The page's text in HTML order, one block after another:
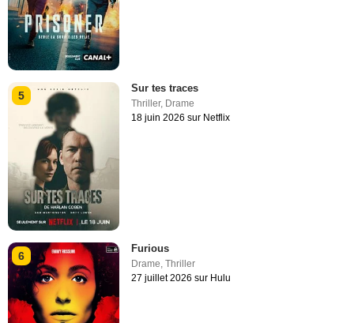
5
Sur tes traces
Thriller, Drame
18 juin 2026 sur Netflix
6
Furious
Drame,Thriller
27 juillet 2026 sur Hulu